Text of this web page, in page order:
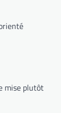
mise plutôt